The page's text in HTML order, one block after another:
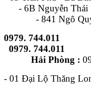
- 6B Nguyễn
- 841 Ngô
0979. 744.011
0979. 744.011
Hải Phòng :
- 01 Đại Lộ